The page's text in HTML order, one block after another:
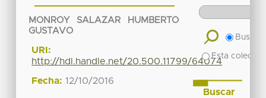
MONROY SALAZAR HUMBERTO
GUSTAVO
URI:
http://hdl.handle.net/20.500.11799/64074
Fecha: 12/10/2016
Buscar
Esta
Buscar